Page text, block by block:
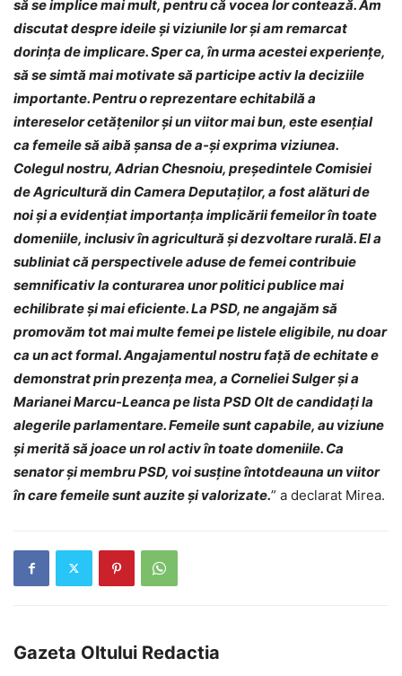
să se implice mai mult, pentru că vocea lor contează. Am
discutat despre ideile și viziunile lor și am remarcat
dorința de implicare. Sper ca, în urma acestei experiențe,
să se simtă mai motivate să participe activ la deciziile
importante. Pentru o reprezentare echitabilă a
intereselor cetățenilor și un viitor mai bun, este esențial
ca femeile să aibă șansa de a-și exprima viziunea.
Colegul nostru, Adrian Chesnoiu, președintele Comisiei
de Agricultură din Camera Deputaților, a fost alături de
noi și a evidențiat importanța implicării femeilor în toate
domeniile, inclusiv în agricultură și dezvoltare rurală. El a
subliniat că perspectivele aduse de femei contribuie
semnificativ la conturarea unor politici publice mai
echilibrate și mai eficiente. La PSD, ne angajăm să
promovăm tot mai multe femei pe listele eligibile, nu doar
ca un act formal. Angajamentul nostru față de echitate e
demonstrat prin prezența mea, a Corneliei Sulger și a
Marianei Marcu-Leanca pe lista PSD Oltde candidați la
alegerile parlamentare. Femeile sunt capabile, au viziune
și merită să joace un rol activ în toate domeniile. Ca
senator și membru PSD, voi susține întotdeauna un viitor
în care femeile sunt auzite și valorizate.” a declarat Mirea.
Gazeta Oltului Redactia